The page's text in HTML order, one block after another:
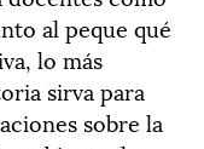
al peque qué
lo más
sirva para
sobre la